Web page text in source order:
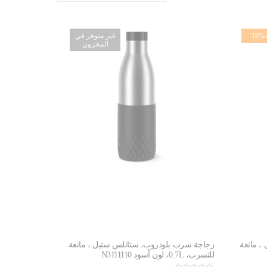
-18%
مانعة
غير متوفر في
المخزون
زجاجة شرب بلودروب، ستانلس ستيل ، مانعة
للتسرب، 0.7L، لون أسود N3111110